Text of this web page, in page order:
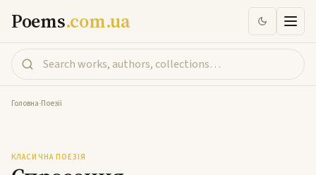
Poems.com.ua
Головна-Поезії
КЛАСИЧНА ПОЕЗІЯ